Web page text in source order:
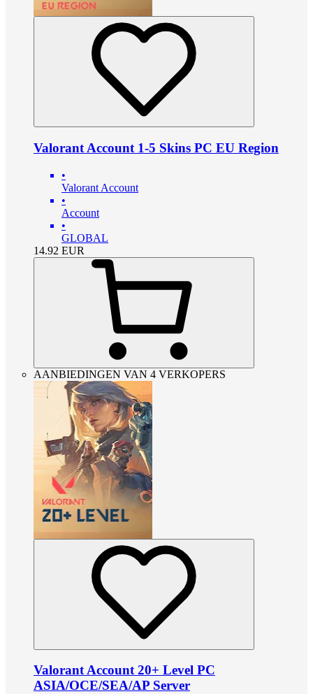
Valorant Account 1-5 Skins PC EU Region
•
Valorant Account
•
Account
•
GLOBAL
14.92 EUR
AANBIEDINGEN VAN 4 VERKOPERS
Valorant Account 20+ Level PC
ASIA/OCE/SEA/AP Server